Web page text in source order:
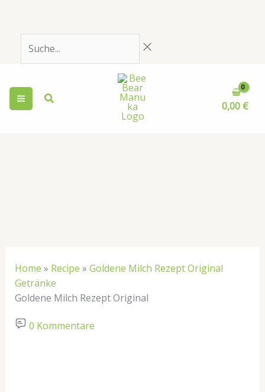
springen
0,00 €
Home » Recipe » Goldene Milch Rezept Original
Getränke
Goldene Milch Rezept Original
0 Kommentare